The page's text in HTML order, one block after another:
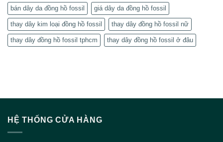
bán dây da đồng hồ fossil giá dây da đồng hồ fossil
thay dây kim loại đồng hồ fossil thay dây đồng hồ fossil nữ
thay dây đồng hồ fossil tphcm thay dây đồng hồ fossil ở đâu
HỆ THỐNG CỬA HÀNG